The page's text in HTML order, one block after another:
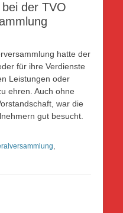
der TVO
hatte der
für ihre Verdienste
Leistungen oder
ehren. Auch ohne
war die
gut besucht.
,